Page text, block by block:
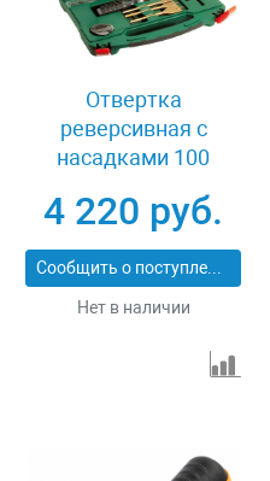
Отвертка
реверсивная с
насадками 100
Line 2607019330
4 220 руб.
Сообщить о поступлении
Нет в наличии